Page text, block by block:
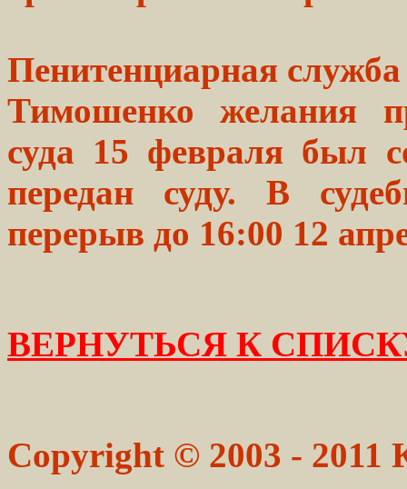
Пенитенциарная служба
Тимошенко желания
суда 15 февраля был
передан суду. В
перерыв до 16:00 12
ВЕРНУТЬСЯ К
Copyright © 2003 - 2011